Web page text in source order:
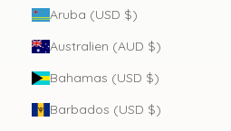
Aruba (USD $)
Australien (AUD $)
Bahamas (USD $)
Barbados (USD $)